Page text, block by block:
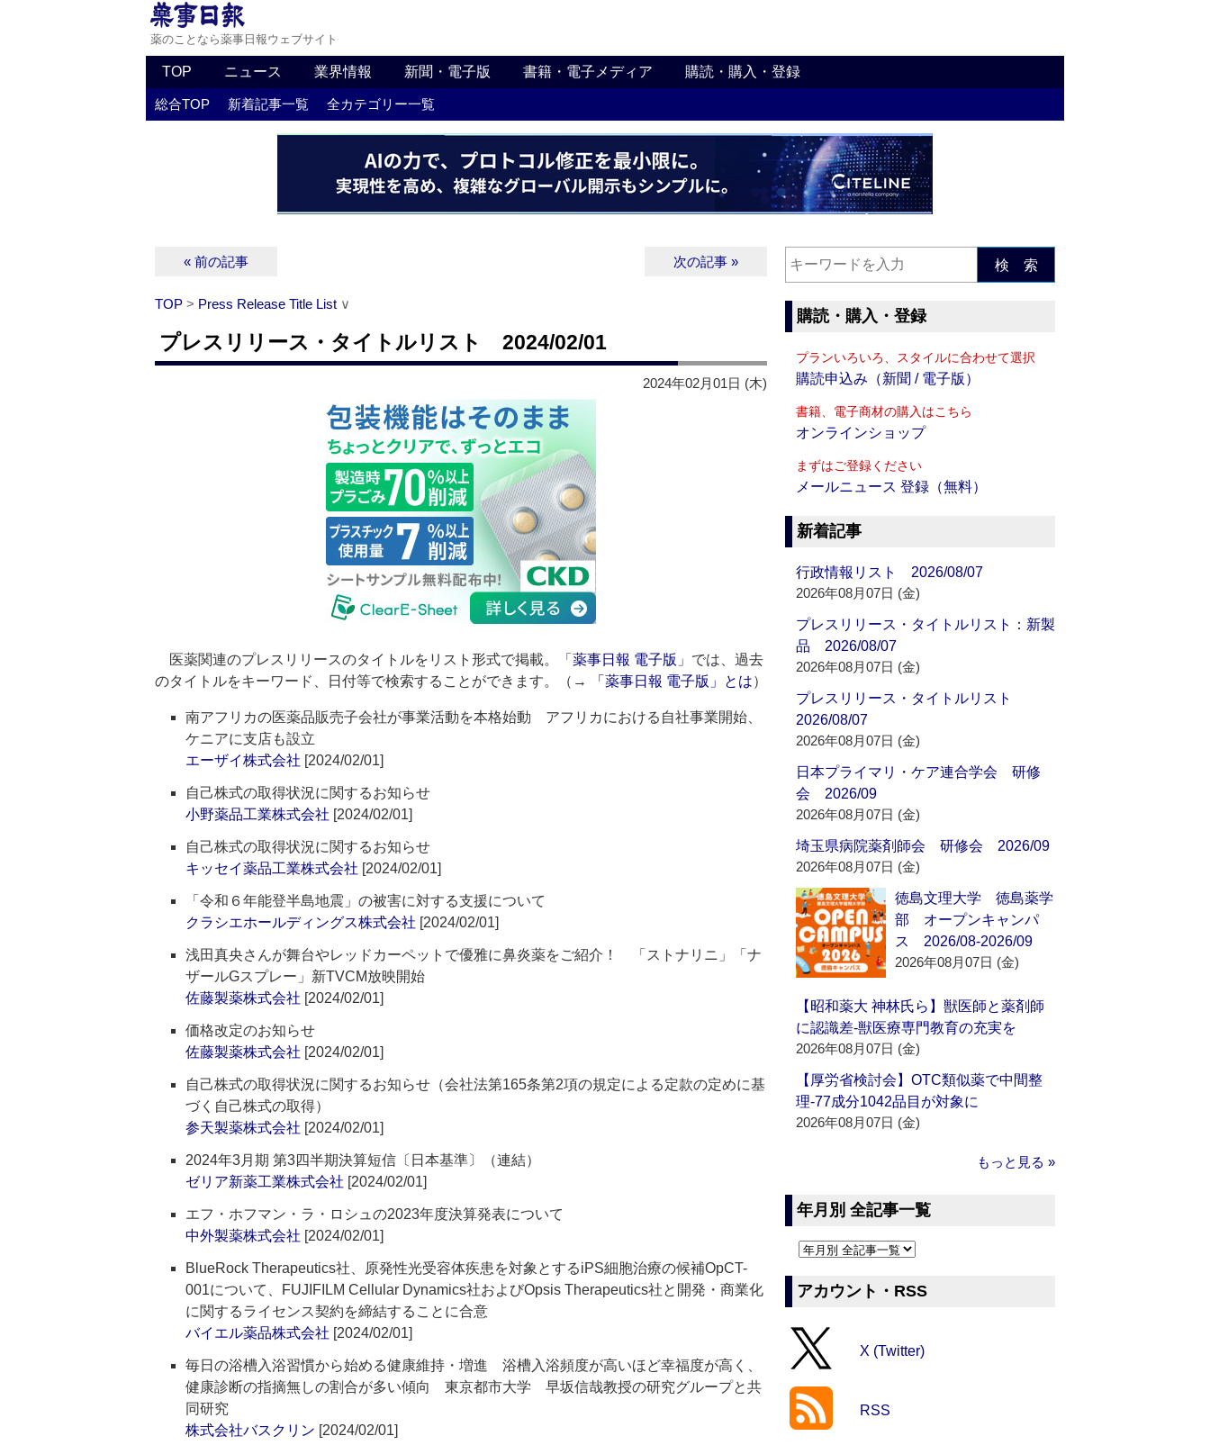
薬のことなら薬事日報ウェブサイト
TOP ニュース 業界情報 新聞・電子版 書籍・電子メディア 購読・購入・登録
総合TOP 新着記事一覧 全カテゴリー一覧
« 前の記事 次の記事 »
TOP > Press Release Title List ∨
プレスリリース・タイトルリスト 2024/02/01
2024年02月01日 (木)
医薬関連のプレスリリースのタイトルをリスト形式で掲載。「 薬事日報 電子版 」では、過去
のタイトルをキーワード、日付等で検索することができます。（→
「薬事日報 電子版」とは）
南アフリカの医薬品販売子会社が事業活動を本格始動 アフリカにおける自社事業開始、
ケニアに支店も設立
エーザイ株式会社 [2024/02/01]
自己株式の取得状況に関するお知らせ
小野薬品工業株式会社 [2024/02/01]
自己株式の取得状況に関するお知らせ
キッセイ薬品工業株式会社 [2024/02/01]
「令和６年能登半島地震」の被害に対する支援について
クラシエホールディングス株式会社 [2024/02/01]
浅田真央さんが舞台やレッドカーペットで優雅に鼻炎薬をご紹介！ 「ストナリニ」「ナ
ザールGスプレー」新TVCM放映開始
佐藤製薬株式会社 [2024/02/01]
価格改定のお知らせ
佐藤製薬株式会社 [2024/02/01]
自己株式の取得状況に関するお知らせ（会社法第165条第2項の規定による定款の定めに基
づく自己株式の取得）
参天製薬株式会社 [2024/02/01]
2024年3月期 第3四半期決算短信〔日本基準〕（連結）
ゼリア新薬工業株式会社 [2024/02/01]
エフ・ホフマン・ラ・ロシュの2023年度決算発表について
中外製薬株式会社 [2024/02/01]
BlueRock Therapeutics社、原発性光受容体疾患を対象とするiPS細胞治療の候補OpCT-
001について、FUJIFILM Cellular Dynamics社およびOpsis Therapeutics社と開発・商業化
に関するライセンス契約を締結することに合意
バイエル薬品株式会社 [2024/02/01]
毎日の浴槽入浴習慣から始める健康維持・増進 浴槽入浴頻度が高いほど幸福度が高く、
健康診断の指摘無しの割合が多い傾向 東京都市大学 早坂信哉教授の研究グループと共
同研究
株式会社バスクリン [2024/02/01]
検 索
購読・購入・登録
プランいろいろ、スタイルに合わせて選択
購読申込み（新聞 / 電子版）
書籍、電子商材の購入はこちら
オンラインショップ
まずはご登録ください
メールニュース 登録（無料）
新着記事
行政情報リスト 2026/08/07
2026年08月07日 (金)
プレスリリース・タイトルリスト：新製
品 2026/08/07
2026年08月07日 (金)
プレスリリース・タイトルリスト
2026/08/07
2026年08月07日 (金)
日本プライマリ・ケア連合学会 研修
会 2026/09
2026年08月07日 (金)
埼玉県病院薬剤師会 研修会 2026/09
2026年08月07日 (金)
徳島文理大学 徳島薬学
部 オープンキャンパ
ス 2026/08-2026/09
2026年08月07日 (金)
【昭和薬大 神林氏ら】獣医師と薬剤師
に認識差‐獣医療専門教育の充実を
2026年08月07日 (金)
【厚労省検討会】OTC類似薬で中間整
理‐77成分1042品目が対象に
2026年08月07日 (金)
もっと見る »
年月別 全記事一覧
アカウント・RSS
X (Twitter)
RSS